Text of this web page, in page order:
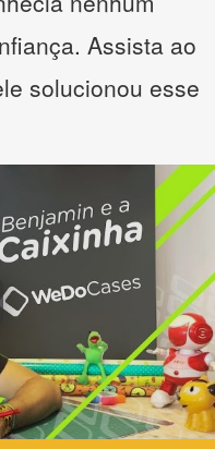
Assista ao
solucionou esse